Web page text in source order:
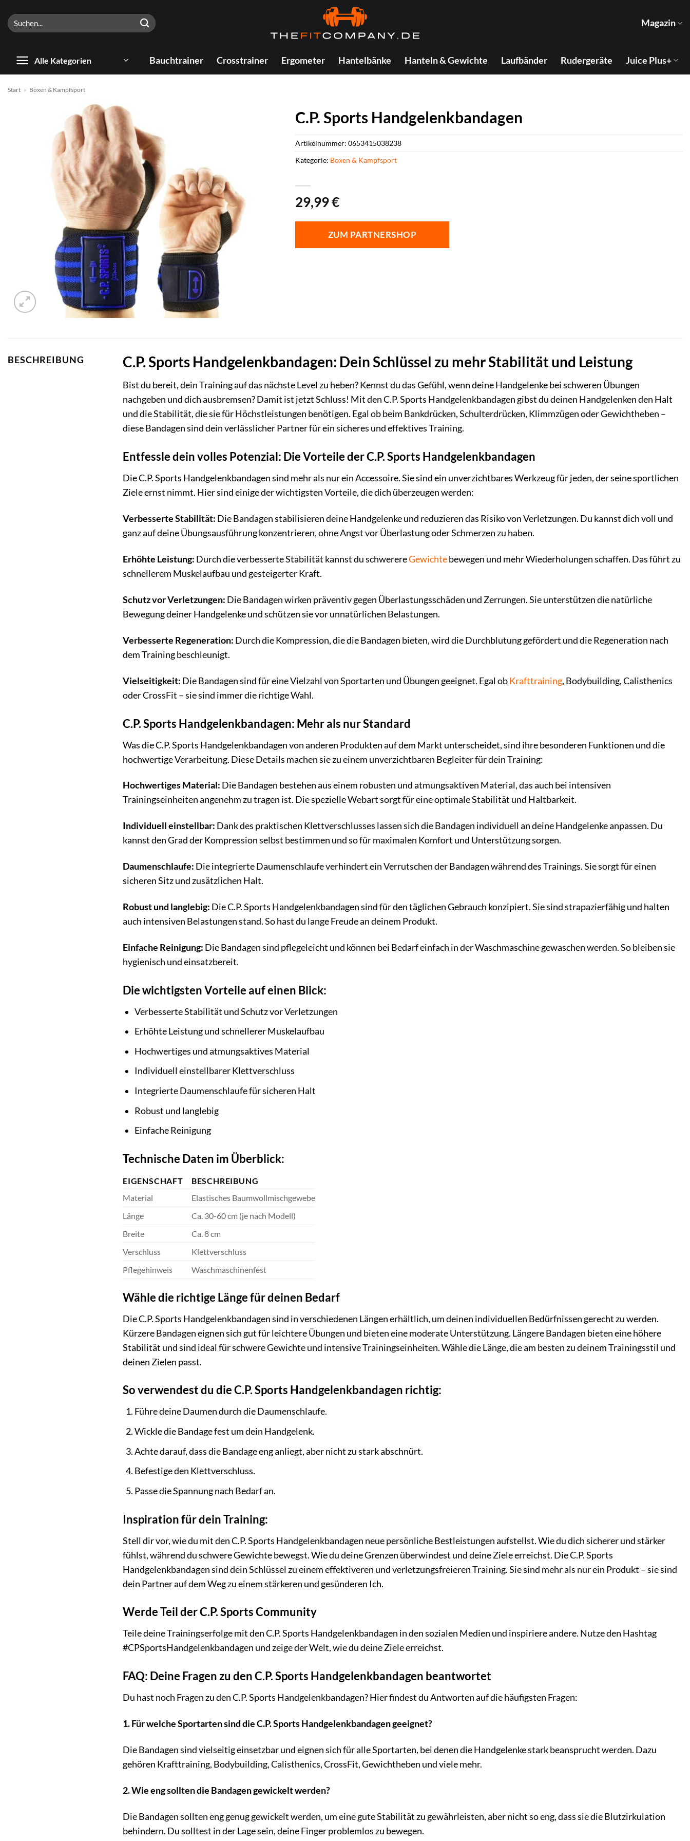
Inhalt
springen
Suchen
nach:
Magazin
Alle Kategorien Bauchtrainer Crosstrainer Ergometer Hantelbänke Hanteln & Gewichte Laufbänder Rudergeräte Juice Plus+
Start » Boxen & Kampfsport
C.P. Sports Handgelenkbandagen
29,99€
ZUM PARTNERSHOP
Artikelnummer: 0653415038238
Kategorie: Boxen & Kampfsport
BESCHREIBUNG C.P. Sports Handgelenkbandagen: Dein Schlüssel zu mehr Stabilität und Leistung
Bist du bereit, dein Training auf das nächste Level zu heben? Kennst du das Gefühl, wenn deine Handgelenke bei schweren Übungen
nachgeben und dich ausbremsen? Damit ist jetzt Schluss! Mit den C.P. Sports Handgelenkbandagen gibst du deinen Handgelenken den Halt
und die Stabilität, die sie für Höchstleistungen benötigen. Egal ob beim Bankdrücken, Schulterdrücken, Klimmzügen oder Gewichtheben –
diese Bandagen sind dein verlässlicher Partner für ein sicheres und effektives Training.
Entfessle dein volles Potenzial: Die Vorteile der C.P. Sports Handgelenkbandagen
Die C.P. Sports Handgelenkbandagen sind mehr als nur ein Accessoire. Sie sind ein unverzichtbares Werkzeug für jeden, der seine sportlichen
Ziele ernst nimmt. Hier sind einige der wichtigsten Vorteile, die dich überzeugen werden:
Verbesserte Stabilität: Die Bandagen stabilisieren deine Handgelenke und reduzieren das Risiko von Verletzungen. Du kannst dich voll und
ganz auf deine Übungsausführung konzentrieren, ohne Angst vor Überlastung oder Schmerzen zu haben.
Erhöhte Leistung: Durch die verbesserte Stabilität kannst du schwerereGewichtebewegen und mehr Wiederholungen schaffen. Das führt zu
schnellerem Muskelaufbau und gesteigerter Kraft.
Schutz vor Verletzungen: Die Bandagen wirken präventiv gegen Überlastungsschäden und Zerrungen. Sie unterstützen die natürliche
Bewegung deiner Handgelenke und schützen sie vor unnatürlichen Belastungen.
Verbesserte Regeneration: Durch die Kompression, die die Bandagen bieten, wird die Durchblutung gefördert und die Regeneration nach
dem Training beschleunigt.
Vielseitigkeit: Die Bandagen sind für eine Vielzahl von Sportarten und Übungen geeignet. Egal obKrafttraining, Bodybuilding, Calisthenics
oder CrossFit – sie sind immer die richtige Wahl.
C.P. Sports Handgelenkbandagen: Mehr als nur Standard
Was die C.P. Sports Handgelenkbandagen von anderen Produkten auf dem Markt unterscheidet, sind ihre besonderen Funktionen und die
hochwertige Verarbeitung. Diese Details machen sie zu einem unverzichtbaren Begleiter für dein Training:
Hochwertiges Material: Die Bandagen bestehen aus einem robusten und atmungsaktiven Material, das auch bei intensiven
Trainingseinheiten angenehm zu tragen ist. Die spezielle Webart sorgt für eine optimale Stabilität und Haltbarkeit.
Individuell einstellbar: Dank des praktischen Klettverschlusses lassen sich die Bandagen individuell an deine Handgelenke anpassen. Du
kannst den Grad der Kompression selbst bestimmen und so für maximalen Komfort und Unterstützung sorgen.
Daumenschlaufe: Die integrierte Daumenschlaufe verhindert ein Verrutschen der Bandagen während des Trainings. Sie sorgt für einen
sicheren Sitz und zusätzlichen Halt.
Robust und langlebig: Die C.P. Sports Handgelenkbandagen sind für den täglichen Gebrauch konzipiert. Sie sind strapazierfähig und halten
auch intensiven Belastungen stand. So hast du lange Freude an deinem Produkt.
Einfache Reinigung: Die Bandagen sind pflegeleicht und können bei Bedarf einfach in der Waschmaschine gewaschen werden. So bleiben sie
hygienisch und einsatzbereit.
Die wichtigsten Vorteile auf einen Blick:
Verbesserte Stabilität und Schutz vor Verletzungen
Erhöhte Leistung und schnellerer Muskelaufbau
Hochwertiges und atmungsaktives Material
Individuell einstellbarer Klettverschluss
Integrierte Daumenschlaufe für sicheren Halt
Robust und langlebig
Einfache Reinigung
Technische Daten im Überblick:
EIGENSCHAFT
BESCHREIBUNG
Material
Elastisches Baumwollmischgewebe
Länge
Ca. 30-60 cm (je nach Modell)
Breite
Ca. 8 cm
Verschluss
Klettverschluss
Pflegehinweis
Waschmaschinenfest
Wähle die richtige Länge für deinen Bedarf
Die C.P. Sports Handgelenkbandagen sind in verschiedenen Längen erhältlich, um deinen individuellen Bedürfnissen gerecht zu werden.
Kürzere Bandagen eignen sich gut für leichtere Übungen und bieten eine moderate Unterstützung. Längere Bandagen bieten eine höhere
Stabilität und sind ideal für schwere Gewichte und intensive Trainingseinheiten. Wähle die Länge, die am besten zu deinem Trainingsstil und
deinen Zielen passt.
So verwendest du die C.P. Sports Handgelenkbandagen richtig:
Führe deine Daumen durch die Daumenschlaufe.
Wickle die Bandage fest um dein Handgelenk.
Achte darauf, dass die Bandage eng anliegt, aber nicht zu stark abschnürt.
Befestige den Klettverschluss.
Passe die Spannung nach Bedarf an.
Inspiration für dein Training:
Stell dir vor, wie du mit den C.P. Sports Handgelenkbandagen neue persönliche Bestleistungen aufstellst. Wie du dich sicherer und stärker
fühlst, während du schwere Gewichte bewegst. Wie du deine Grenzen überwindest und deine Ziele erreichst. Die C.P. Sports
Handgelenkbandagen sind dein Schlüssel zu einem effektiveren und verletzungsfreieren Training. Sie sind mehr als nur ein Produkt – sie sind
dein Partner auf dem Weg zu einem stärkeren und gesünderen Ich.
Werde Teil der C.P. Sports Community
Teile deine Trainingserfolge mit den C.P. Sports Handgelenkbandagen in den sozialen Medien und inspiriere andere. Nutze den Hashtag
#CPSportsHandgelenkbandagen und zeige der Welt, wie du deine Ziele erreichst.
FAQ: Deine Fragen zu den C.P. Sports Handgelenkbandagen beantwortet
Du hast noch Fragen zu den C.P. Sports Handgelenkbandagen? Hier findest du Antworten auf die häufigsten Fragen:
1. Für welche Sportarten sind die C.P. Sports Handgelenkbandagen geeignet?
Die Bandagen sind vielseitig einsetzbar und eignen sich für alle Sportarten, bei denen die Handgelenke stark beansprucht werden. Dazu
gehören Krafttraining, Bodybuilding, Calisthenics, CrossFit, Gewichtheben und viele mehr.
2. Wie eng sollten die Bandagen gewickelt werden?
Die Bandagen sollten eng genug gewickelt werden, um eine gute Stabilität zu gewährleisten, aber nicht so eng, dass sie die Blutzirkulation
behindern. Du solltest in der Lage sein, deine Finger problemlos zu bewegen.